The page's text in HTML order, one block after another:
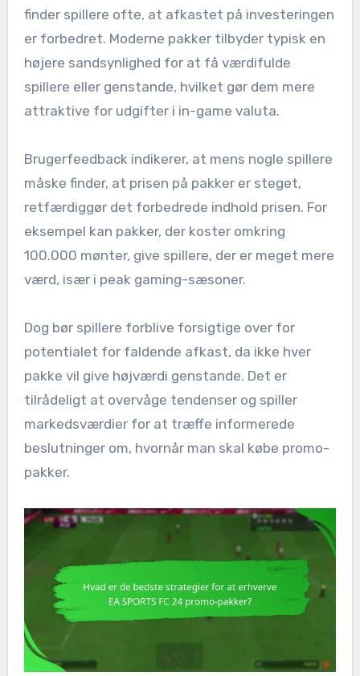
finder spillere ofte, at afkastet på investeringen
er forbedret. Moderne pakker tilbyder typisk en
højere sandsynlighed for at få værdifulde
spillere eller genstande, hvilket gør dem mere
attraktive for udgifter i in-game valuta.
Brugerfeedback indikerer, at mens nogle spillere
måske finder, at prisen på pakker er steget,
retfærdiggør det forbedrede indhold prisen. For
eksempel kan pakker, der koster omkring
100.000 mønter, give spillere, der er meget mere
værd, især i peak gaming-sæsoner.
Dog bør spillere forblive forsigtige over for
potentialet for faldende afkast, da ikke hver
pakke vil give højværdi genstande. Det er
tilrådeligt at overvåge tendenser og spiller
markedsværdier for at træffe informerede
beslutninger om, hvornår man skal købe promo-
pakker.